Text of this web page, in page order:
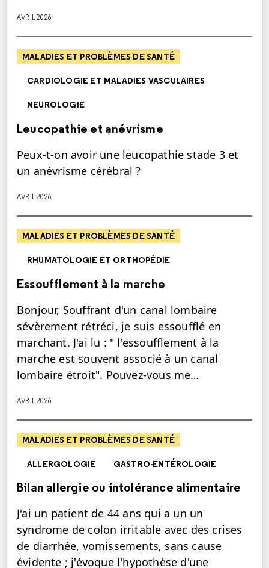
AVRIL 2026
MALADIES ET PROBLÈMES DE SANTÉ
CARDIOLOGIE ET MALADIES VASCULAIRES
NEUROLOGIE
Leucopathie et anévrisme
Peux-t-on avoir une leucopathie stade 3 et
un anévrisme cérébral ?
AVRIL 2026
MALADIES ET PROBLÈMES DE SANTÉ
RHUMATOLOGIE ET ORTHOPÉDIE
Essoufflement à la marche
Bonjour, Souffrant d'un canal lombaire
sévèrement rétréci, je suis essoufflé en
marchant. J'ai lu : " l'essoufflement à la
marche est souvent associé à un canal
lombaire étroit". Pouvez-vous me…
AVRIL 2026
MALADIES ET PROBLÈMES DE SANTÉ
ALLERGOLOGIE GASTRO-ENTÉROLOGIE
Bilan allergie ou intolérance alimentaire
J'ai un patient de 44 ans qui a un un
syndrome de colon irritable avec des crises
de diarrhée, vomissements, sans cause
évidente ; j'évoque l'hypothèse d'une